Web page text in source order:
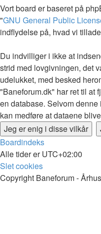
Vort board er baseret på
"GNU General Public
indflydelse på, hvad vi
Du indvilliger i ikke at
strid med lovgivningen, det
udelukket, med besked
"Baneforum.dk" har ret til at
en database. Selvom
kan medføre at dataene
Boardindeks
Alle tider erUTC+02:00
Slet cookies
Copyright Baneforum -